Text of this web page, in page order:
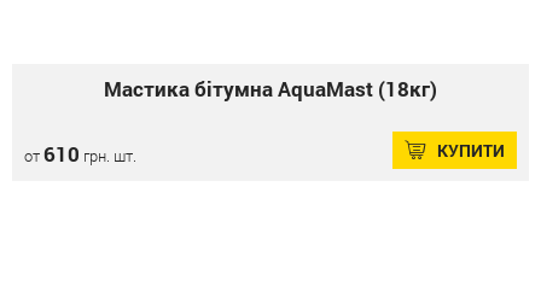
Мастика бітумна AquaMast (18кг)
от610 грн. шт. КУПИТИ